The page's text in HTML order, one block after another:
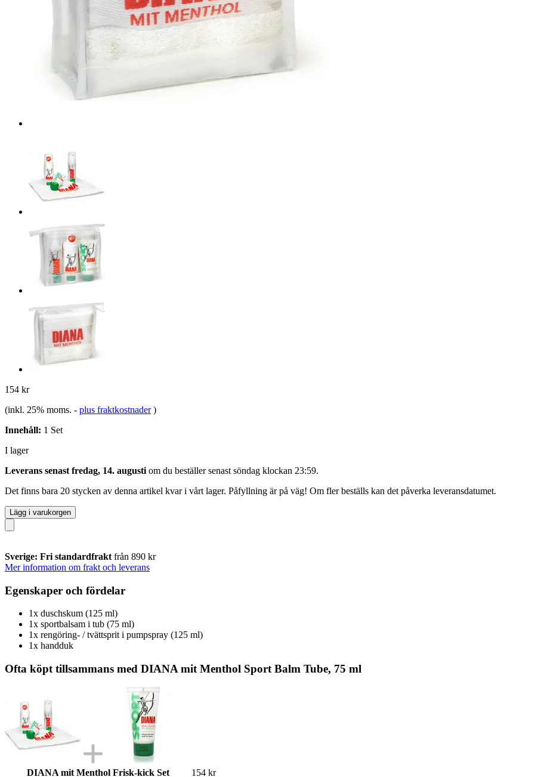
154 kr
(inkl. 25% moms. - plus fraktkostnader )
Innehåll: 1 Set
I lager
Leverans senast fredag, 14. augusti om du beställer senast söndag klockan 23:59.
Det finns bara 20 stycken av denna artikel kvar i vårt lager. Påfyllning är på väg! Om fler beställs kan det påverka leveransdatumet.
Lägg i varukorgen
Sverige: Fri standardfrakt från 890 kr
Mer information om frakt och leverans
Egenskaper och fördelar
1x duschskum (125 ml)
1x sportbalsam i tub (75 ml)
1x rengöring- / tvättsprit i pumpspray (125 ml)
1x handduk
Ofta köpt tillsammans med DIANA mit Menthol Sport Balm Tube, 75 ml
DIANA mit Menthol Frisk-kick Set 154 kr